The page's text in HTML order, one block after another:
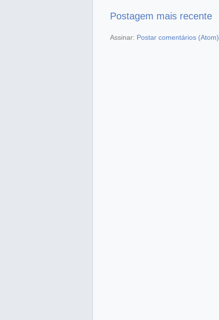
Postagem mais recente
Assinar: Postar comentários (Atom)